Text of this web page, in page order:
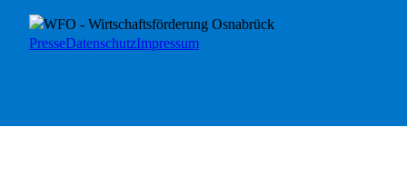
PresseDatenschutzImpressum